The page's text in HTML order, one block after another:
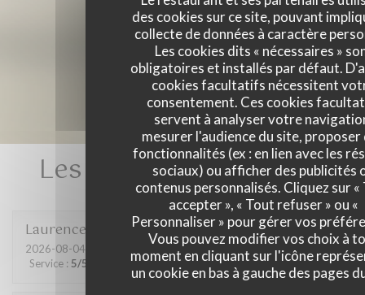
des cookies sur ce site, pouvant
collecte de données à caractère
Les cookies dits « nécessaires »
obligatoires et installés par défaut.
cookies facultatifs nécessitent
consentement. Ces cookies
servent à analyser votre
mesurer l'audience du site, proposer
fonctionnalités (ex : en lien avec les
sociaux) ou afficher des publicités
contenus personnalisés. Cliquez sur «
accepter », « Tout refuser » ou «
Personnaliser » pour gérer vos
Vous pouvez modifier vos choix à
moment en cliquant sur l'icône
un cookie en bas à gauche des pages
Les avis de nos clients
Laurence
2026-08-04 - 19:30 - Couverts 3
Service : 5/5 Ambiance:5/5 Cuisine :4/5 Qualité / Prix:5/5